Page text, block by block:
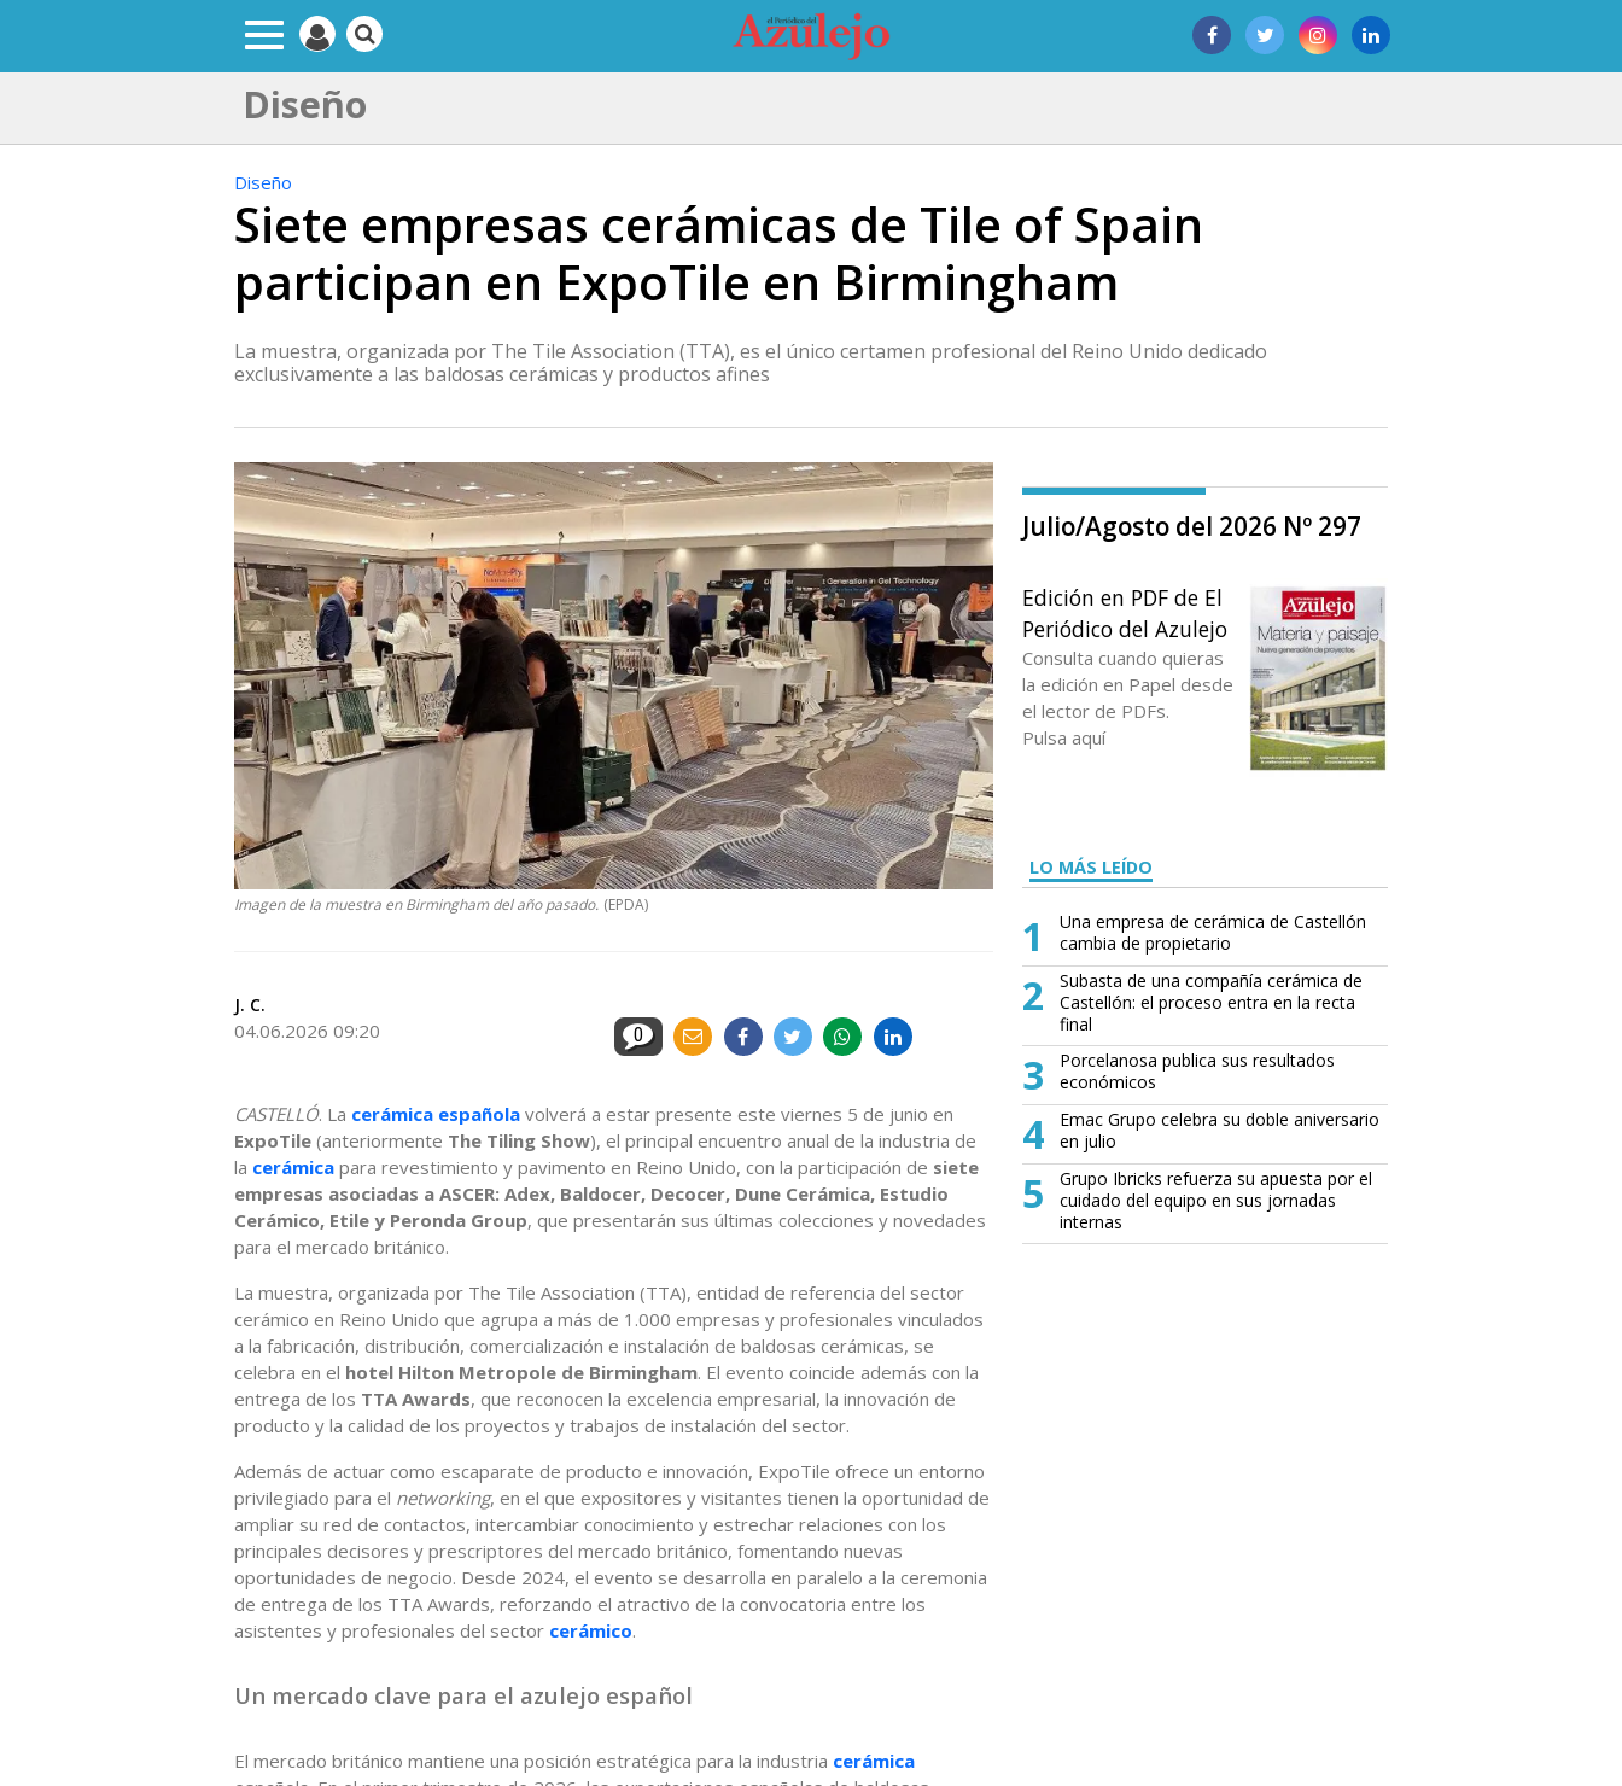
Diseño
Diseño
Siete empresas cerámicas de Tile of Spain
participan en ExpoTile en Birmingham
La muestra, organizada por The Tile Association (TTA), es el único certamen profesional del Reino Unido dedicado
exclusivamente a las baldosas cerámicas y productos afines
Imagen de la muestra en Birmingham del año pasado. (EPDA)
J. C.
04.06.2026 09:20 0
CASTELLÓ. La cerámica española volverá a estar presente este viernes 5 de junio en
ExpoTile (anteriormente The Tiling Show), el principal encuentro anual de la industria de
la cerámica para revestimiento y pavimento en Reino Unido, con la participación de siete
empresas asociadas a ASCER: Adex, Baldocer, Decocer, Dune Cerámica, Estudio
Cerámico, Etile y Peronda Group, que presentarán sus últimas colecciones y novedades
para el mercado británico.
La muestra, organizada por The Tile Association (TTA), entidad de referencia del sector
cerámico en Reino Unido que agrupa a más de 1.000 empresas y profesionales vinculados
a la fabricación, distribución, comercialización e instalación de baldosas cerámicas, se
celebra en el hotel Hilton Metropole de Birmingham. El evento coincide además con la
entrega de los TTA Awards, que reconocen la excelencia empresarial, la innovación de
producto y la calidad de los proyectos y trabajos de instalación del sector.
Además de actuar como escaparate de producto e innovación, ExpoTile ofrece un entorno
privilegiado para el networking, en el que expositores y visitantes tienen la oportunidad de
ampliar su red de contactos, intercambiar conocimiento y estrechar relaciones con los
principales decisores y prescriptores del mercado británico, fomentando nuevas
oportunidades de negocio. Desde 2024, el evento se desarrolla en paralelo a la ceremonia
de entrega de los TTA Awards, reforzando el atractivo de la convocatoria entre los
asistentes y profesionales del sector cerámico.
Un mercado clave para el azulejo español
El mercado británico mantiene una posición estratégica para la industria cerámica
Julio/Agosto del 2026 Nº 297
Edición en PDF de El
Periódico del Azulejo
Consulta cuando quieras
la edición en Papel desde
el lector de PDFs.
Pulsa aquí
LO MÁS LEÍDO
1
Una empresa de cerámica de Castellón
cambia de propietario
2
Subasta de una compañía cerámica de
Castellón: el proceso entra en la recta
final
3
Porcelanosa publica sus resultados
económicos
4
Emac Grupo celebra su doble aniversario
en julio
5
Grupo Ibricks refuerza su apuesta por el
cuidado del equipo en sus jornadas
internas